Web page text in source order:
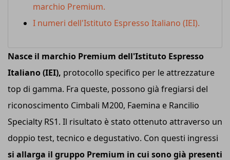
marchio Premium.
I numeri dell'Istituto Espresso Italiano (IEI).
Nasce il marchio Premium dell'Istituto Espresso
Italiano (IEI), protocollo specifico per le attrezzature
top di gamma. Fra queste, possono già fregiarsi del
riconoscimento Cimbali M200, Faemina e Rancilio
Specialty RS1. Il risultato è stato ottenuto attraverso un
doppio test, tecnico e degustativo. Con questi ingressi
si allarga il gruppo Premium in cui sono già presenti